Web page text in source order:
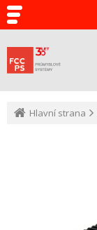
Hlavní strana